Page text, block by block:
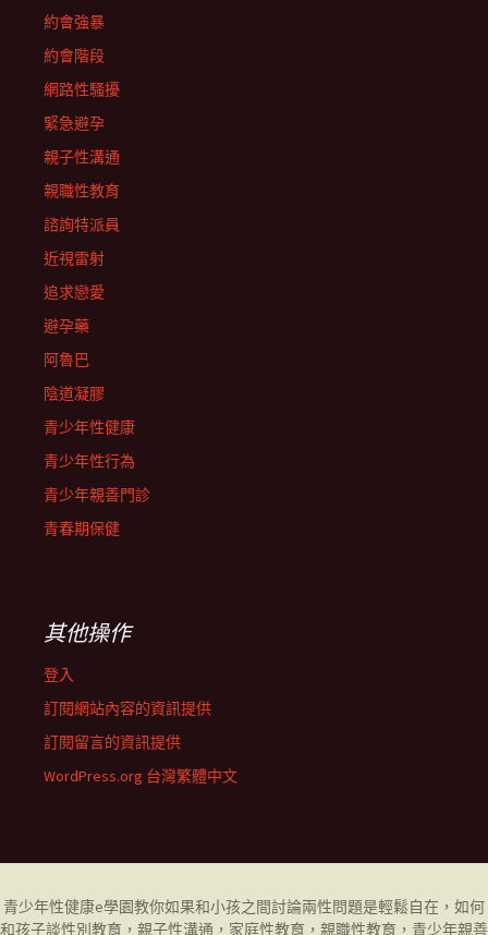
約會強暴
約會階段
網路性騷擾
緊急避孕
親子性溝通
親職性教育
諮詢特派員
近視雷射
追求戀愛
避孕藥
阿魯巴
陰道凝膠
青少年性健康
青少年性行為
青少年親善門診
青春期保健
其他操作
登入
訂閱網站內容的資訊提供
訂閱留言的資訊提供
WordPress.org 台灣繁體中文
青少年性健康e學園教你如果和小孩之間討論兩性問題是輕鬆自在，如何
和孩子談性別教育， 親子性溝通 ， 家庭性教育 ， 親職性教育 ， 青少年親善